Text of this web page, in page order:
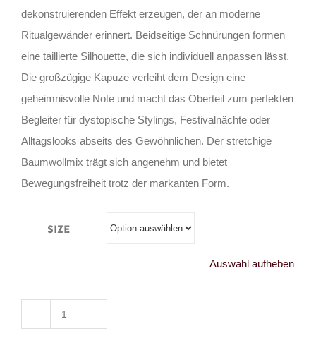
dekonstruierenden Effekt erzeugen, der an moderne
Ritualgewänder erinnert. Beidseitige Schnürungen formen
eine taillierte Silhouette, die sich individuell anpassen lässt.
Die großzügige Kapuze verleiht dem Design eine
geheimnisvolle Note und macht das Oberteil zum perfekten
Begleiter für dystopische Stylings, Festivalnächte oder
Alltagslooks abseits des Gewöhnlichen. Der stretchige
Baumwollmix trägt sich angenehm und bietet
Bewegungsfreiheit trotz der markanten Form.
Size
Auswahl aufheben